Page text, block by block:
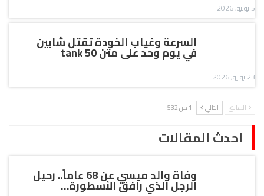
5 يوليو, 2026
السرعة وغياب الخودة تقتل شابين
في يوم وحد على متن tank 50
23 يونيو, 2026
السابق التالي 1 من 532
احدث المقالات
وفاة والد ميسي عن 68 عاماً.. رحيل
الرجل الذي رافق الأسطورة…